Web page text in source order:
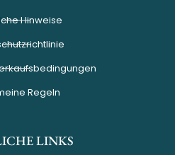
Hinweise
Regeln
LINKS